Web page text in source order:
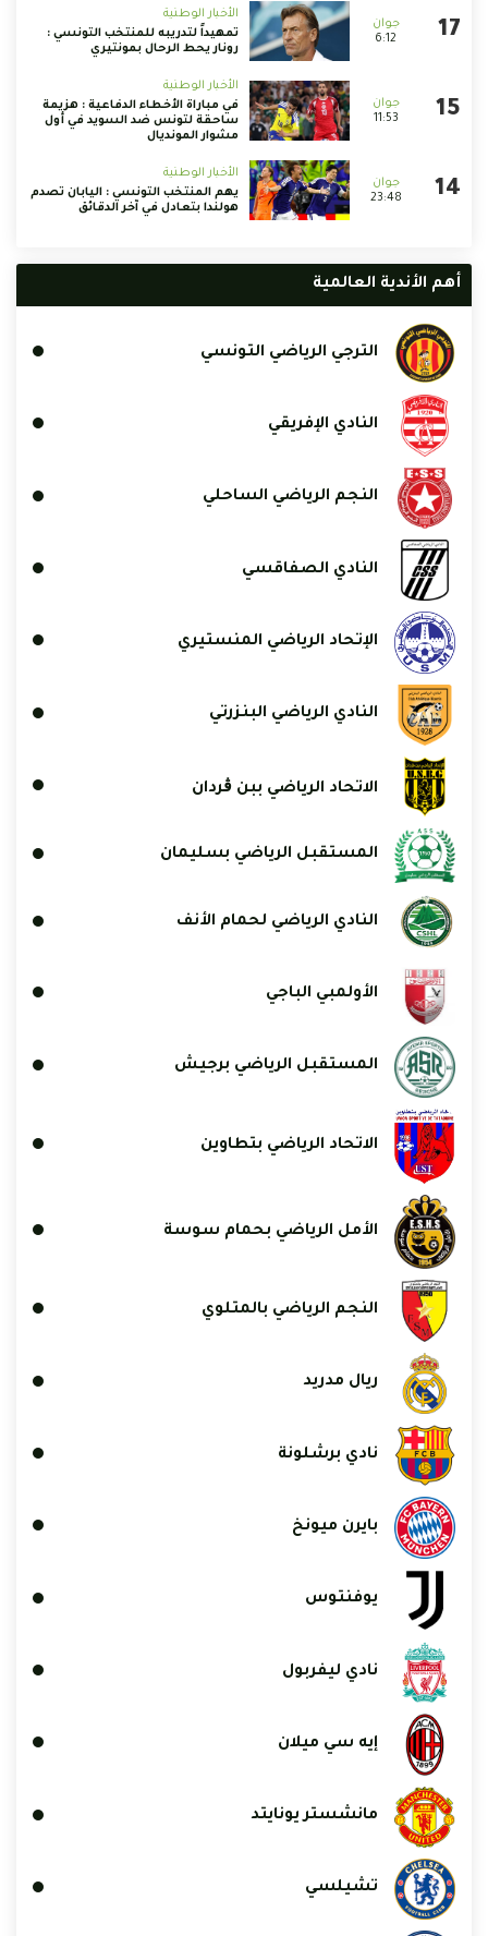
6:12
الأخبار الوطنية
تمهيداً لتدريبه للمنتخب التونسي :
رونار يحط الرحال بمونتيري
11:53
الأخبار الوطنية
في مباراة الأخطاء الدفاعية : هزيمة
ساحقة لتونس ضد السويد في أول
مشوار المونديال
23:48
الأخبار الوطنية
يهم المنتخب التونسي : اليابان تصدم
هولندا بتعادل في آخر الدقائق
أهم الأندية العالمية
الترجي الرياضي التونسي
النادي الإفريقي
النجم الرياضي الساحلي
النادي الصفاقسي
الإتحاد الرياضي المنستيري
النادي الرياضي البنزرتي
الاتحاد الرياضي ببن ڨردان
المستقبل الرياضي بسليمان
النادي الرياضي لحمام الأنف
الأولمبي الباجي
المستقبل الرياضي برجيش
الاتحاد الرياضي بتطاوين
الأمل الرياضي بحمام سوسة
النجم الرياضي بالمتلوي
ريال مدريد
نادي برشلونة
بايرن ميونخ
يوفنتوس
نادي ليفربول
إيه سي ميلان
مانشستر يونايتد
تشيلسي